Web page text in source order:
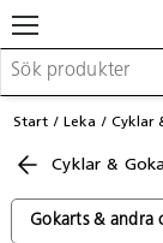
Möbler &
Skapa
Lära
Barnvagnar &
Start Leka Cyklar
Cyklar &
Gokarts & andra